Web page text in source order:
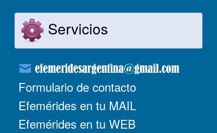
Servicios
Formulario de contacto
Efemérides en tu MAIL
Efemérides en tu WEB